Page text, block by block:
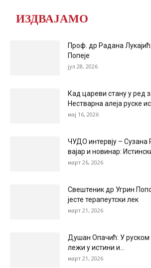
ИЗДВАЈАМО
Проф. др Радана
Попеје
јул 28, 2026
Кад цареви стану у ред
Нестварна алеја руске
мај 16, 2026
ЧУДО интервју – Сузана
вајар и новинар:
март 26, 2026
Свештеник др Угрин
јесте терапеутски лек
март 21, 2026
Душан Опачић: У руском
лежи у истини и...
март 21, 2026